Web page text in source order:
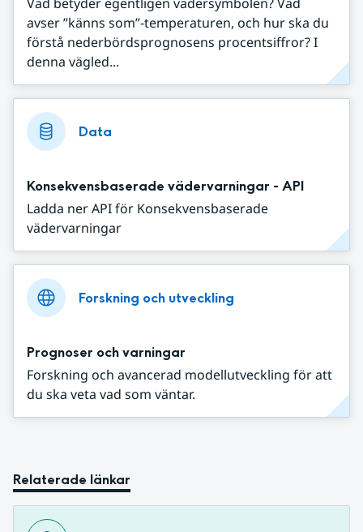
avser ”känns som”-temperaturen, och hur ska du
förstå nederbördsprognosens procentsiffror? I
denna vägled...
Data
Konsekvensbaserade vädervarningar - API
Ladda ner API för Konsekvensbaserade
vädervarningar
Forskning och utveckling
Prognoser och varningar
Forskning och avancerad modellutveckling för att
du ska veta vad som väntar.
Relaterade länkar